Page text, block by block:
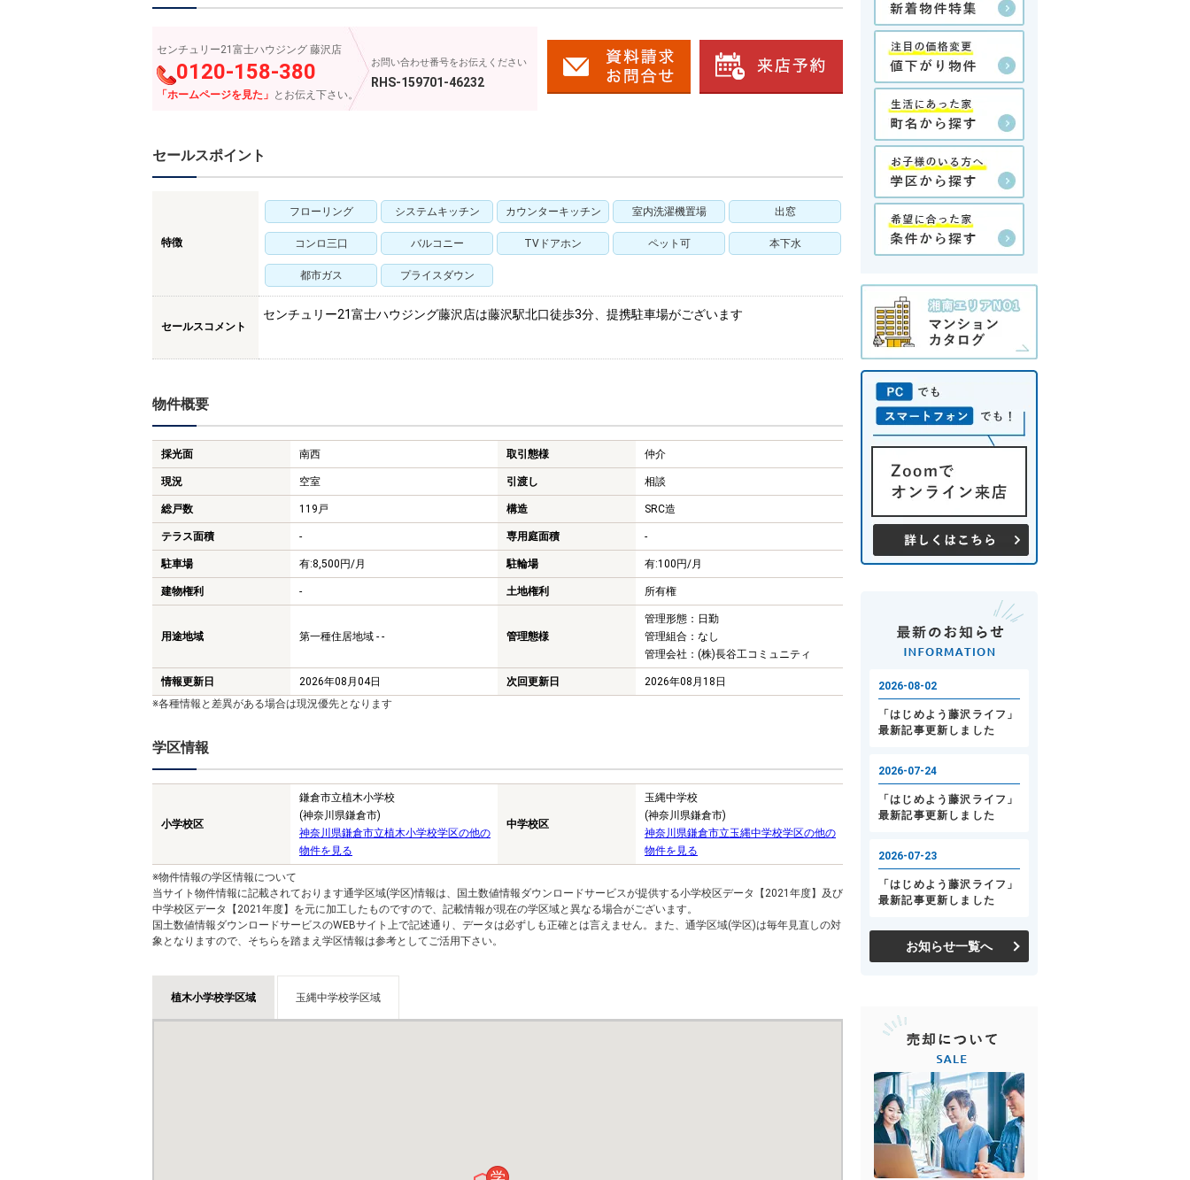
センチュリー21富士ハウジング 藤沢店
0120-158-380
「ホームページを見た」 とお伝え下さい。
お問い合わせ番号をお伝えください
RHS-159701-46232
セールスポイント
特徴
フローリング システムキッチン カウンターキッチン 室内洗濯機置場 出窓
コンロ三口 バルコニー TVドアホン ペット可 本下水
都市ガス プライスダウン
セールスコメント
センチュリー21富士ハウジング藤沢店は藤沢駅北口徒歩3分、提携駐車場がございます
物件概要
採光面 南西 取引態様 仲介
現況 空室 引渡し 相談
総戸数 119戸 構造 SRC造
テラス面積 - 専用庭面積 -
駐車場 有:8,500円/月 駐輪場 有:100円/月
建物権利 - 土地権利 所有権
用途地域 第一種住居地域 - - 管理態様
管理形態：日勤
管理組合：なし
管理会社：(株)長谷工コミュニティ
情報更新日 2026年08月04日 次回更新日
2026年08月18日
※各種情報と差異がある場合は現況優先となります
学区情報
小学校区
鎌倉市立植木小学校
(神奈川県鎌倉市)
神奈川県鎌倉市立植木小学校学区の他の
物件を見る
中学校区
玉縄中学校
(神奈川県鎌倉市)
神奈川県鎌倉市立玉縄中学校学区の他の
物件を見る
※物件情報の学区情報について
当サイト物件情報に記載されております通学区域(学区)情報は、国土数値情報ダウンロードサービスが提供する小学校区データ【2021年度】及び
中学校区データ【2021年度】を元に加工したものですので、記載情報が現在の学区域と異なる場合がございます。
国土数値情報ダウンロードサービスのWEBサイト上で記述通り、データは必ずしも正確とは言えません。また、通学区域(学区)は毎年見直しの対
象となりますので、そちらを踏まえ学区情報は参考としてご活用下さい。
植木小学校学区域 玉縄中学校学区域
お知らせ一覧へ